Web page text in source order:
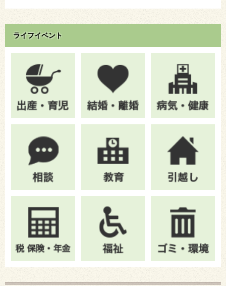
ライフイベント